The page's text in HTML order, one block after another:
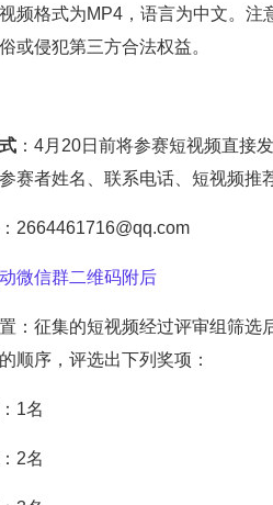
频格式为MP4，语言为中文。注
或侵犯第三方合法权益。
：4月20日前将参赛短视频直接
赛者姓名、联系电话、短视频推
：2664461716@qq.com
微信群二维码附后
：征集的短视频经过评审组筛选
顺序，评选出下列奖项：
1名
2名